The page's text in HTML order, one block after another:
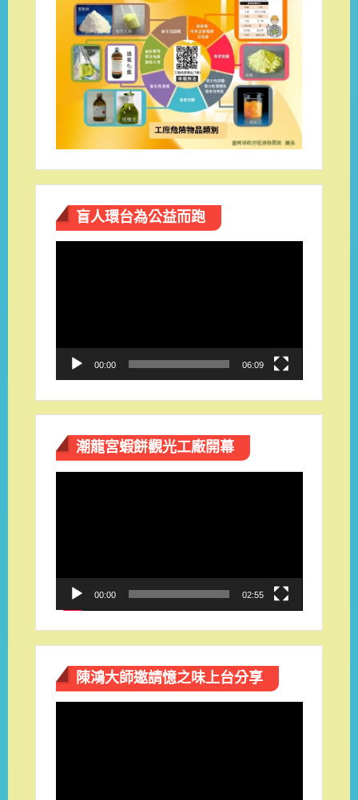
盲人環台​為公益而跑
00:00 06:09
潮龍宮蝦餅觀光工廠開幕
00:00 02:55
陳鴻大師邀請憶之味上台分享